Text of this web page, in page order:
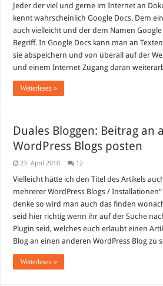
gegen
„Google
Docs“
Jeder der viel und gerne im Internet an
kennt wahrscheinlich Google Docs. Dem
auch vielleicht und der dem Namen
Begriff. In Google Docs kann man an
sie abspeichern und von überall auf der
und einem Internet-Zugang daran
Weiterlesen »
Duales Bloggen: Beitrag an
WordPress Blogs posten
23. April 2010 12
Vielleicht hätte ich den Titel des Artikels
mehrerer WordPress Blogs /
denke so wird man auch das finden
seid hier richtig wenn ihr auf der Suche
Plugin seid, welches euch erlaubt einen
Blog an einen anderen WordPress Blog zu
Weiterlesen »